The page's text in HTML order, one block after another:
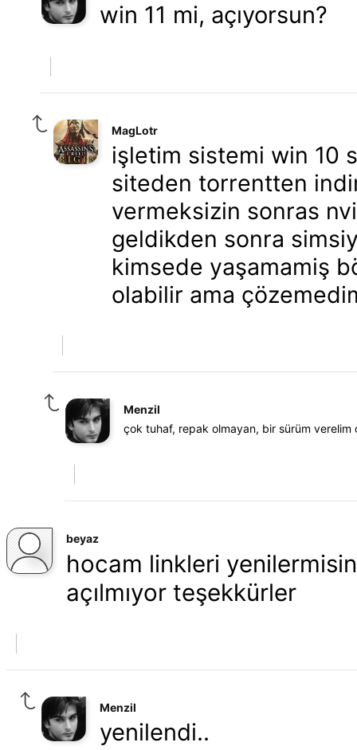
win 11 mi, açıyorsun?
MagLotr
işletim sistemi win 10
siteden torrentten
vermeksizin sonras
geldikden sonra
kimsede yaşamamiş
olabilir ama
Menzil
çok tuhaf, repak olmayan, bir sürüm verelim
beyaz
hocam linkleri
açılmıyor teşekkürler
Menzil
yenilendi..